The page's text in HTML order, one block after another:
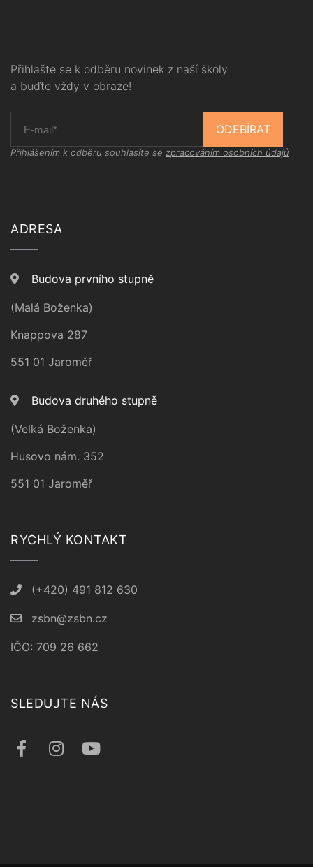
Přihlašte se k odběru novinek z naší školy
a buďte vždy v obraze!
ODEBÍRAT
Přihlášením k odběru souhlasíte se zpracováním osobních údajů
ADRESA
Budova prvního stupně
(Malá Boženka)
Knappova 287
551 01 Jaroměř
Budova druhého stupně
(Velká Boženka)
Husovo nám. 352
551 01 Jaroměř
RYCHLÝ KONTAKT
(+420) 491 812 630
zsbn@zsbn.cz
IČO: 709 26 662
SLEDUJTE NÁS